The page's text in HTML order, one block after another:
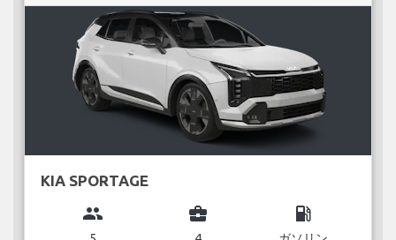
KIA SPORTAGE
group business_center local_gas_station